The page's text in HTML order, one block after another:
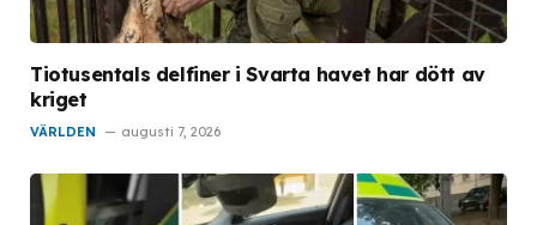
Tiotusentals delfiner i Svarta havet har dött av
kriget
VÄRLDEN augusti 7, 2026